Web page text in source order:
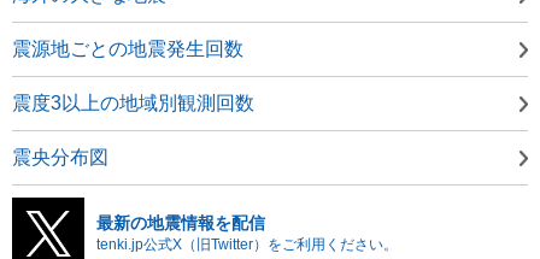
震源地ごとの地震発生回数
震度3以上の地域別観測回数
震央分布図
最新の地震情報を配信
tenki.jp公式X（旧Twitter）をご利用ください。